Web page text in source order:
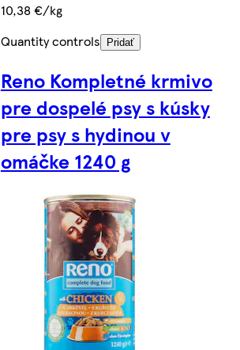
10,38 €/kg
Quantity controls
Pridať
Reno Kompletné krmivo
pre dospelé psy s kúsky
pre psy s hydinou v
omáčke 1240 g